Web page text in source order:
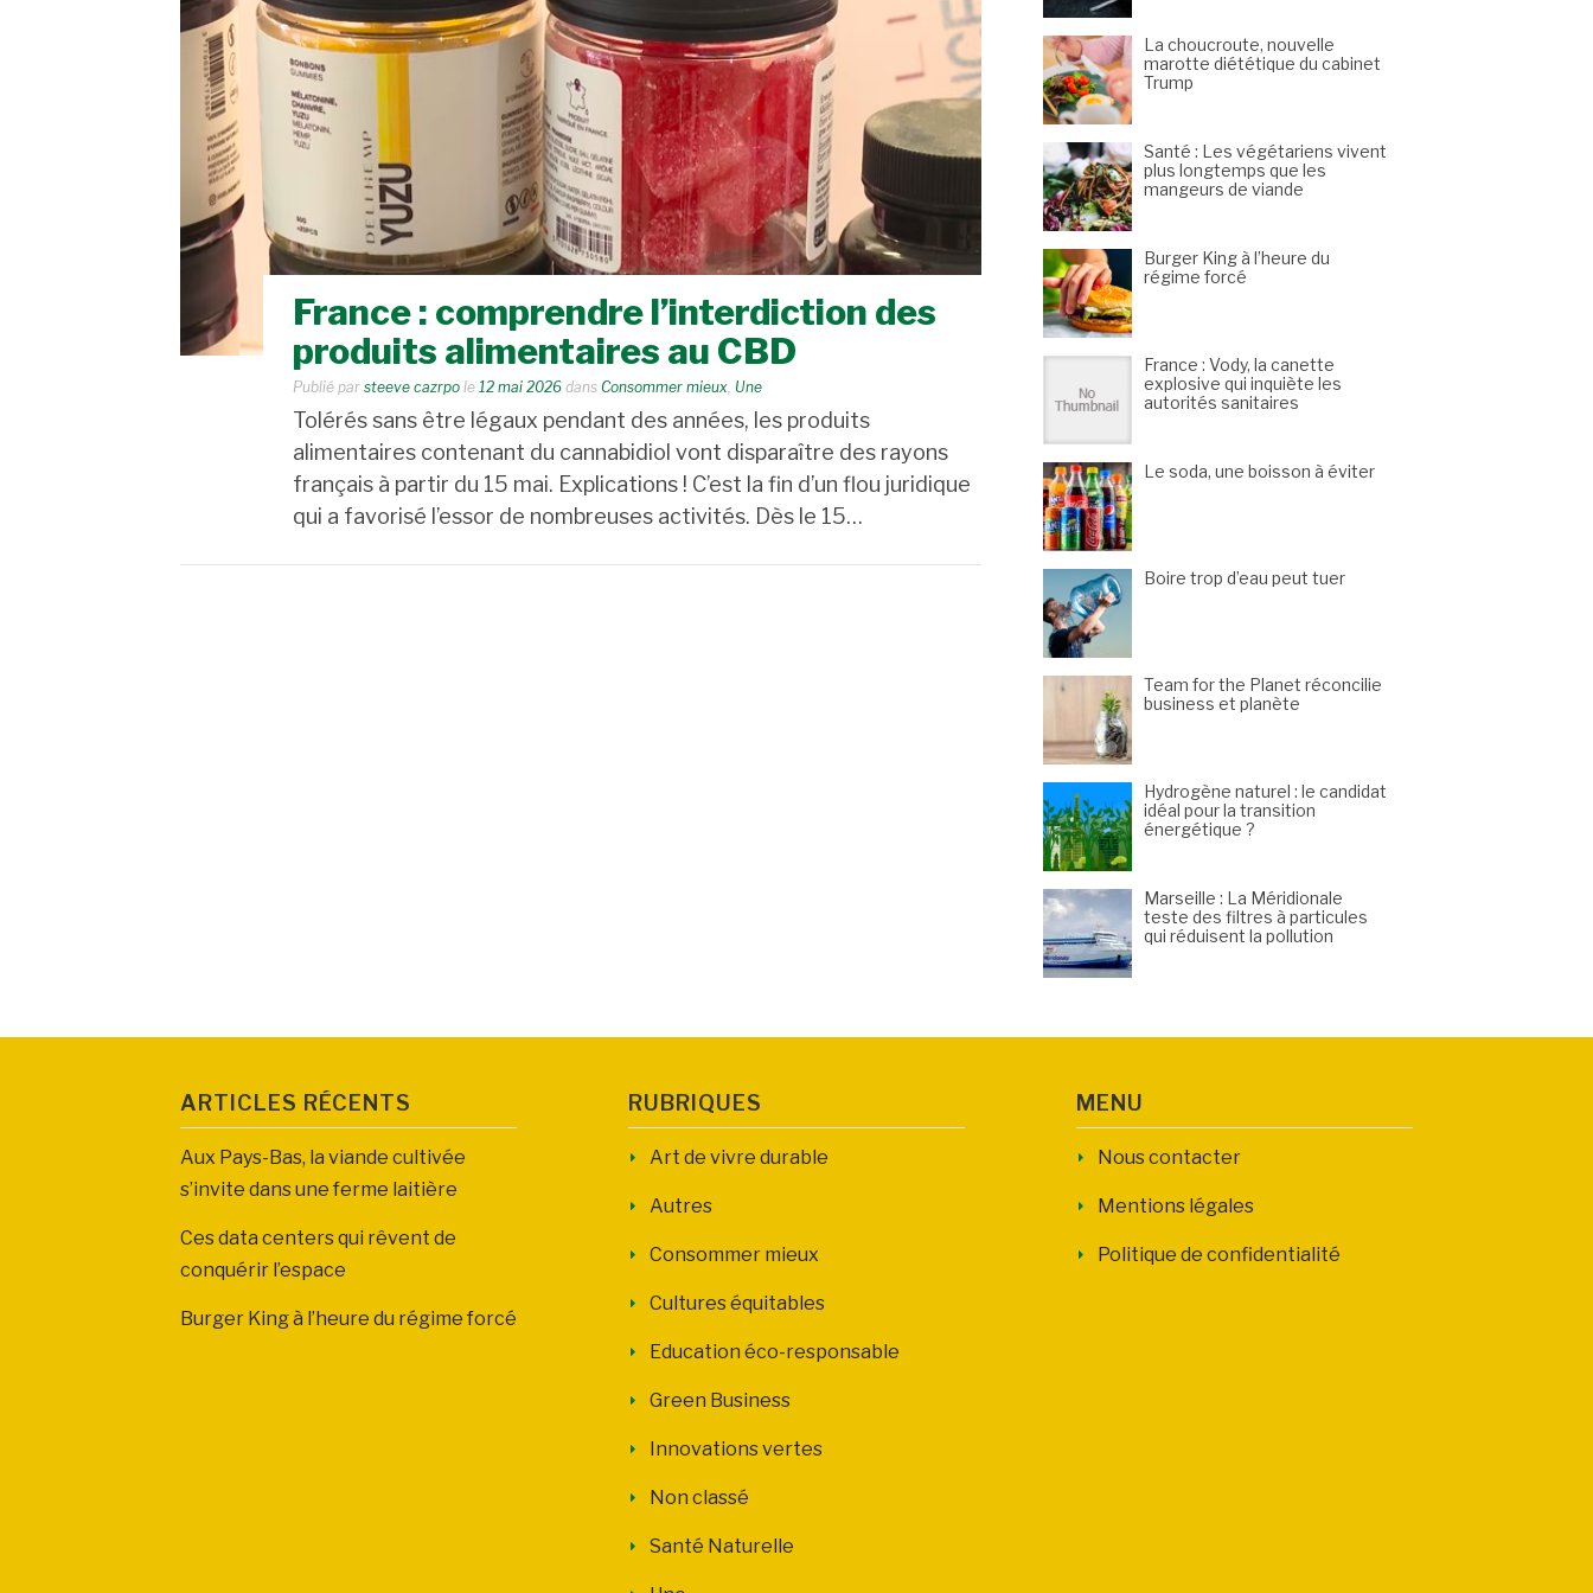
France : comprendre l’interdiction des
produits alimentaires au CBD
Publié par steeve cazrpo le 12 mai 2026 dans Consommer mieux, Une
Tolérés sans être légaux pendant des années, les produits
alimentaires contenant du cannabidiol vont disparaître des rayons
français à partir du 15 mai. Explications ! C’est la fin d’un flou juridique
qui a favorisé l’essor de nombreuses activités. Dès le 15…
La choucroute, nouvelle
marotte diététique du cabinet
Trump
Santé : Les végétariens vivent
plus longtemps que les
mangeurs de viande
Burger King à l’heure du
régime forcé
France : Vody, la canette
explosive qui inquiète les
autorités sanitaires
Le soda, une boisson à éviter
Boire trop d’eau peut tuer
Team for the Planet réconcilie
business et planète
Hydrogène naturel : le candidat
idéal pour la transition
énergétique ?
Marseille : La Méridionale
teste des filtres à particules
qui réduisent la pollution
ARTICLES RÉCENTS
Aux Pays-Bas, la viande cultivée
s’invite dans une ferme laitière
Ces data centers qui rêvent de
conquérir l’espace
Burger King à l’heure du régime forcé
RUBRIQUES
Art de vivre durable
Autres
Consommer mieux
Cultures équitables
Education éco-responsable
Green Business
Innovations vertes
Non classé
Santé Naturelle
MENU
Nous contacter
Mentions légales
Politique de confidentialité